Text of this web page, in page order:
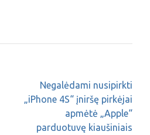
Negalėdami nusipirkti
„iPhone 4S“ įniršę pirkėjai
apmėtė „Apple“
parduotuvę kiaušiniais